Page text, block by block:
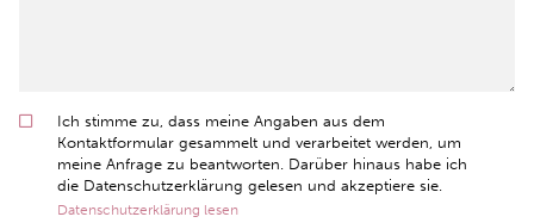
Ich stimme zu, dass meine Angaben aus dem
Kontaktformular gesammelt und verarbeitet werden, um
meine Anfrage zu beantworten. Darüber hinaus habe ich
die Datenschutzerklärung gelesen und akzeptiere sie.
Datenschutzerklärung lesen